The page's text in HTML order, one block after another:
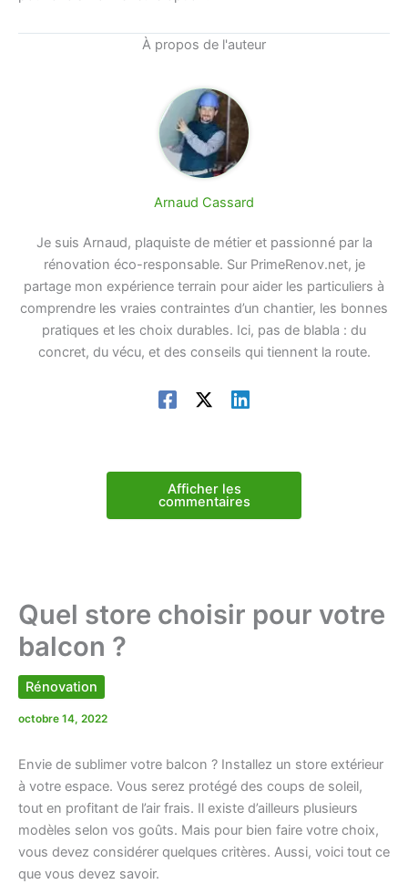
À propos de l'auteur
Arnaud Cassard
Je suis Arnaud, plaquiste de métier et passionné par la
rénovation éco-responsable. Sur PrimeRenov.net, je
partage mon expérience terrain pour aider les particuliers à
comprendre les vraies contraintes d’un chantier, les bonnes
pratiques et les choix durables. Ici, pas de blabla : du
concret, du vécu, et des conseils qui tiennent la route.
Afficher les
commentaires
Quel store choisir pour votre
balcon ?
Rénovation
octobre 14, 2022
Envie de sublimer votre balcon ? Installez un store extérieur
à votre espace. Vous serez protégé des coups de soleil,
tout en profitant de l’air frais. Il existe d’ailleurs plusieurs
modèles selon vos goûts. Mais pour bien faire votre choix,
vous devez considérer quelques critères. Aussi, voici tout ce
que vous devez savoir.